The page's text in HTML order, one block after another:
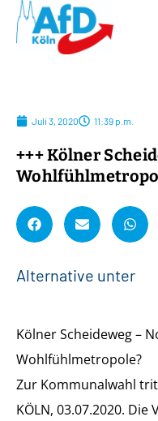
Juli 3, 2020 11:39 p.m.
+++ Kölner
Alternative unter
Kölner Scheideweg –
Wohlfühlmetropole?
Zur Kommunalwahl
KÖLN, 03.07.2020.